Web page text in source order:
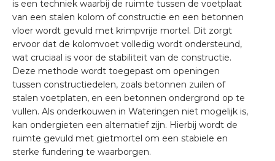
is een techniek waarbij de ruimte tussen de voetplaat
van een stalen kolom of constructie en een betonnen
vloer wordt gevuld met krimpvrije mortel. Dit zorgt
ervoor dat de kolomvoet volledig wordt ondersteund,
wat cruciaal is voor de stabiliteit van de constructie.
Deze methode wordt toegepast om openingen
tussen constructiedelen, zoals betonnen zuilen of
stalen voetplaten, en een betonnen ondergrond op te
vullen. Als onderkouwen in Wateringen niet mogelijk is,
kan ondergieten een alternatief zijn. Hierbij wordt de
ruimte gevuld met gietmortel om een stabiele en
sterke fundering te waarborgen.